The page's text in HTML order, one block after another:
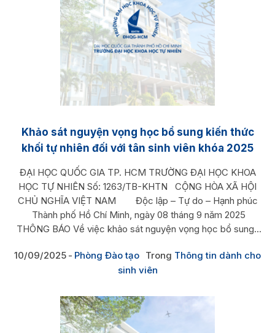
Khảo sát nguyện vọng học bổ sung kiến thức
khối tự nhiên đối với tân sinh viên khóa 2025
ĐẠI HỌC QUỐC GIA TP. HCM TRƯỜNG ĐẠI HỌC KHOA
HỌC TỰ NHIÊN Số: 1263/TB-KHTN CỘNG HÒA XÃ HỘI
CHỦ NGHĨA VIỆT NAM Độc lập – Tự do – Hạnh phúc
Thành phố Hồ Chí Minh, ngày 08 tháng 9 năm 2025
THÔNG BÁO Về việc khảo sát nguyện vọng học bổ sung...
10/09/2025 Phòng Đào tạo Trong Thông tin dành cho
sinh viên